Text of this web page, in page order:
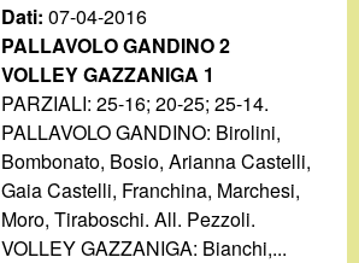
Dati:07-04-2016
PALLAVOLO GANDINO 2
VOLLEY GAZZANIGA 1
PARZIALI: 25-16; 20-25; 25-14.
PALLAVOLO GANDINO: Birolini,
Bombonato, Bosio, Arianna Castelli,
Gaia Castelli, Franchina, Marchesi,
Moro, Tiraboschi. All. Pezzoli.
VOLLEY GAZZANIGA: Bianchi,...